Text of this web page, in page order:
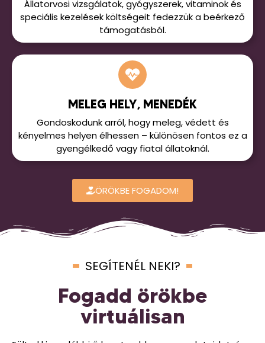
Állatorvosi vizsgálatok, gyógyszerek, vitaminok és
speciális kezelések költségeit fedezzük a beérkező
támogatásból.
MELEG HELY, MENEDÉK
Gondoskodunk arról, hogy meleg, védett és
kényelmes helyen élhessen – különösen fontos ez a
gyengélkedő vagy fiatal állatoknál.
ÖRÖKBE FOGADOM!
SEGÍTENÉL NEKI?
Fogadd örökbe
virtuálisan